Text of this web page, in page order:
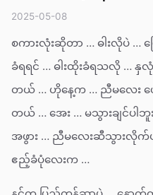
2025-05-08
စကားလုံးဆိုတာ … ဓါးလိုပဲ …
ခံရရင် … ဓါးထိုးခံရသလို …
တယ် … ဟိုနေ့က … ညီမလေး
တယ် … အေး … မသွားချင်ပ
အဖွား … ညီမလေးဆီသွားလိုက်
ဧည့်ခံပုံလေးက …